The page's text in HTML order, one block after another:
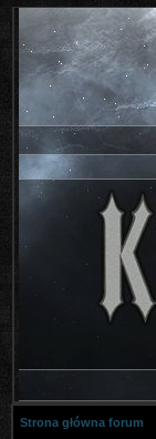
Strona główna forum